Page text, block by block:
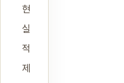
현
실
적
제